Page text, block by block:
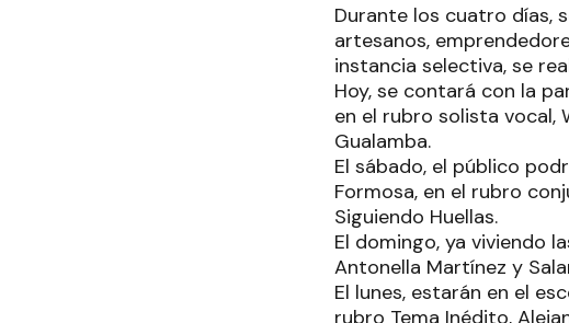
Durante los cuatro días,
artesanos,
instancia selectiva, se
Hoy, se contará con la
en el rubro solista vocal,
Gualamba.
El sábado, el público
Formosa, en el rubro
Siguiendo Huellas.
El domingo, ya viviendo
Antonella Martínez y
El lunes, estarán en el
rubro Tema Inédito,